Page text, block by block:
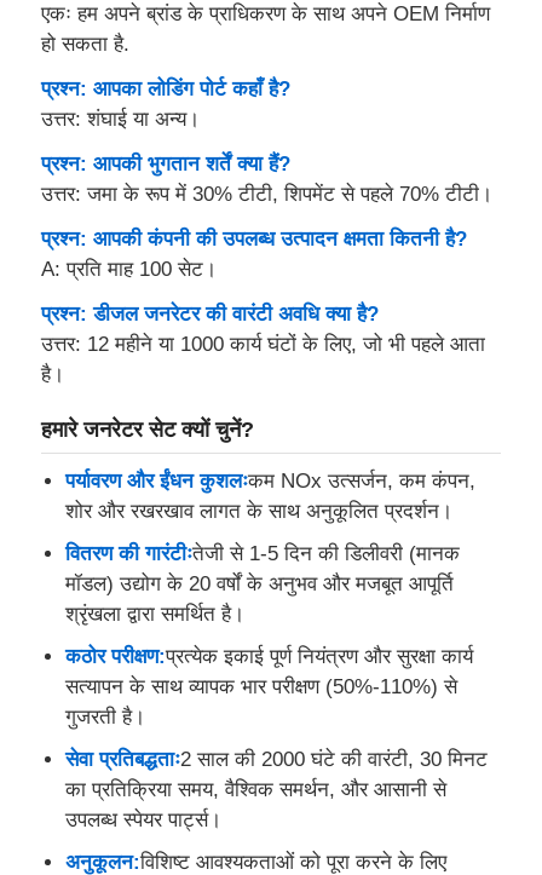
एकः हम अपने ब्रांड के प्राधिकरण के साथ अपने OEM निर्माण
हो सकता है.
प्रश्न: आपका लोडिंग पोर्ट कहाँ है?
उत्तर: शंघाई या अन्य।
प्रश्न: आपकी भुगतान शर्तें क्या हैं?
उत्तर: जमा के रूप में 30% टीटी, शिपमेंट से पहले 70% टीटी।
प्रश्न: आपकी कंपनी की उपलब्ध उत्पादन क्षमता कितनी है?
A: प्रति माह 100 सेट।
प्रश्न: डीजल जनरेटर की वारंटी अवधि क्या है?
उत्तर: 12 महीने या 1000 कार्य घंटों के लिए, जो भी पहले आता
है।
हमारे जनरेटर सेट क्यों चुनें?
पर्यावरण और ईंधन कुशलःकम NOx उत्सर्जन, कम कंपन,
शोर और रखरखाव लागत के साथ अनुकूलित प्रदर्शन।
वितरण की गारंटीःतेजी से 1-5 दिन की डिलीवरी (मानक
मॉडल) उद्योग के 20 वर्षों के अनुभव और मजबूत आपूर्ति
श्रृंखला द्वारा समर्थित है।
कठोर परीक्षण:प्रत्येक इकाई पूर्ण नियंत्रण और सुरक्षा कार्य
सत्यापन के साथ व्यापक भार परीक्षण (50%-110%) से
गुजरती है।
सेवा प्रतिबद्धताः2 साल की 2000 घंटे की वारंटी, 30 मिनट
का प्रतिक्रिया समय, वैश्विक समर्थन, और आसानी से
उपलब्ध स्पेयर पार्ट्स।
अनुकूलन:विशिष्ट आवश्यकताओं को पूरा करने के लिए